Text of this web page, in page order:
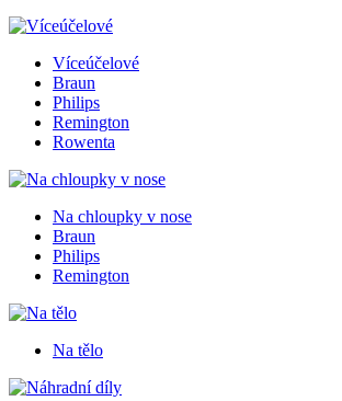
Víceúčelové
Braun
Philips
Remington
Rowenta
Na chloupky v nose
Braun
Philips
Remington
Na tělo